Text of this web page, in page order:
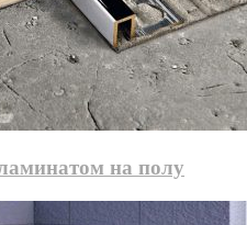
на полу